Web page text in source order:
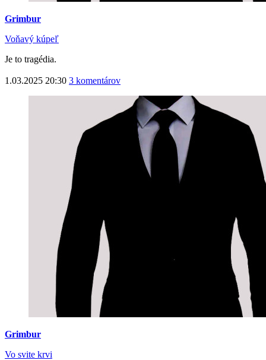
Grimbur
Voňavý kúpeľ
Je to tragédia.
1.03.2025 20:30 3 komentárov
Grimbur
Vo svite krvi